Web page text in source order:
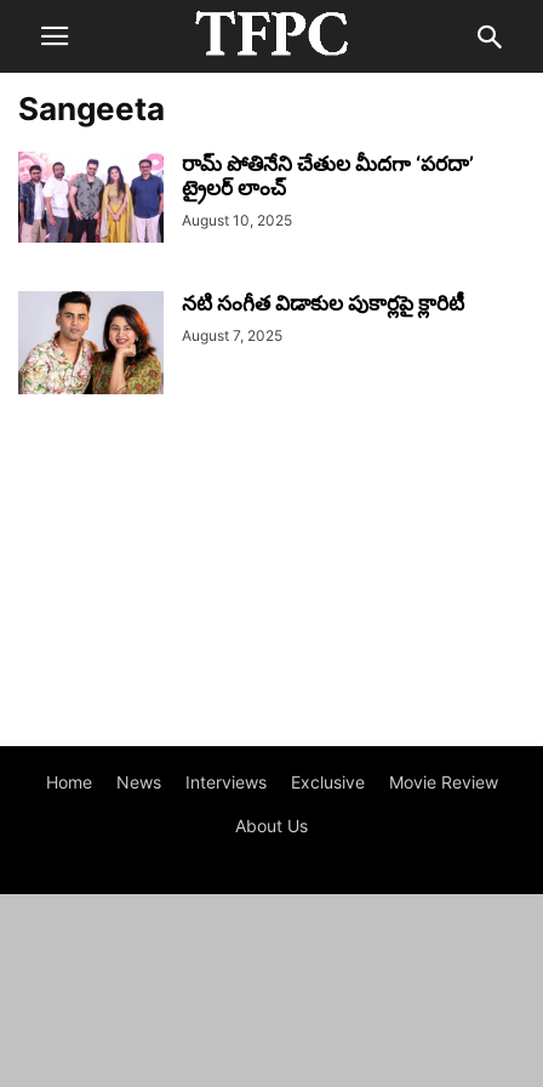
Sangeeta
రామ్ పోతినేని చేతుల మీదగా ‘పరదా’
ట్రైలర్ లాంచ్
August 10, 2025
నటి సంగీత విడాకుల పుకార్లపై క్లారిటీ
August 7, 2025
Home News Interviews Exclusive Movie Review
About Us